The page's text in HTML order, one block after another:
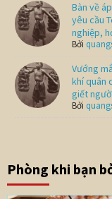
Bàn về
yêu cầu
nghiệp,
Bởi
Vướng
khí quân
giết
Bởi
Phòng khi bạn